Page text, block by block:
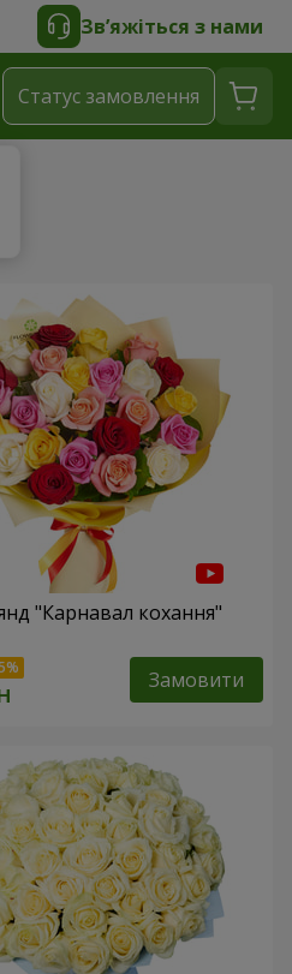
Зв’яжіться з нами
Статус замовлення
"Карнавал кохання"
Замовити